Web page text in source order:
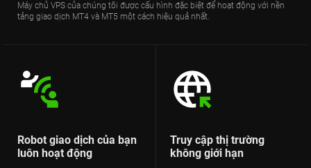
Máy chủ VPS của chúng tôi được cấu hình đặc biệt để hoạt động với nền
tảng giao dịch MT4 và MT5 một cách hiệu quả nhất.
Robot giao dịch của bạn
luôn hoạt động
Truy cập thị trường
không giới hạn